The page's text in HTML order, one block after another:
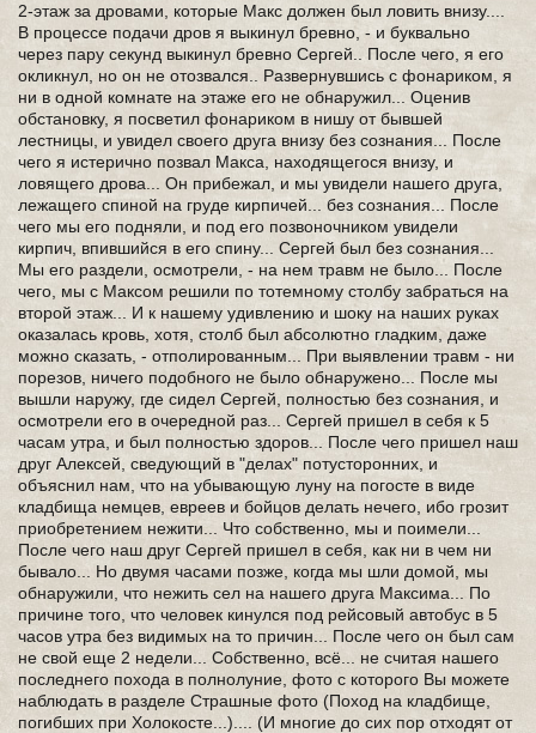
2-этаж за дровами, которые Макс должен был ловить внизу....
В процессе подачи дров я выкинул бревно, - и буквально
через пару секунд выкинул бревно Сергей.. После чего, я его
окликнул, но он не отозвался.. Развернувшись с фонариком, я
ни в одной комнате на этаже его не обнаружил... Оценив
обстановку, я посветил фонариком в нишу от бывшей
лестницы, и увидел своего друга внизу без сознания... После
чего я истерично позвал Макса, находящегося внизу, и
ловящего дрова... Он прибежал, и мы увидели нашего друга,
лежащего спиной на груде кирпичей... без сознания... После
чего мы его подняли, и под его позвоночником увидели
кирпич, впившийся в его спину... Сергей был без сознания...
Мы его раздели, осмотрели, - на нем травм не было... После
чего, мы с Максом решили по тотемному столбу забраться на
второй этаж... И к нашему удивлению и шоку на наших руках
оказалась кровь, хотя, столб был абсолютно гладким, даже
можно сказать, - отполированным... При выявлении травм - ни
порезов, ничего подобного не было обнаружено... После мы
вышли наружу, где сидел Сергей, полностью без сознания, и
осмотрели его в очередной раз... Сергей пришел в себя к 5
часам утра, и был полностью здоров... После чего пришел наш
друг Алексей, сведующий в "делах" потусторонних, и
объяснил нам, что на убывающую луну на погосте в виде
кладбища немцев, евреев и бойцов делать нечего, ибо грозит
приобретением нежити... Что собственно, мы и поимели...
После чего наш друг Сергей пришел в себя, как ни в чем ни
бывало... Но двумя часами позже, когда мы шли домой, мы
обнаружили, что нежить сел на нашего друга Максима... По
причине того, что человек кинулся под рейсовый автобус в 5
часов утра без видимых на то причин... После чего он был сам
не свой еще 2 недели... Собственно, всё... не считая нашего
последнего похода в полнолуние, фото с которого Вы можете
наблюдать в разделе Страшные фото (Поход на кладбище,
погибших при Холокосте...).... (И многие до сих пор отходят от